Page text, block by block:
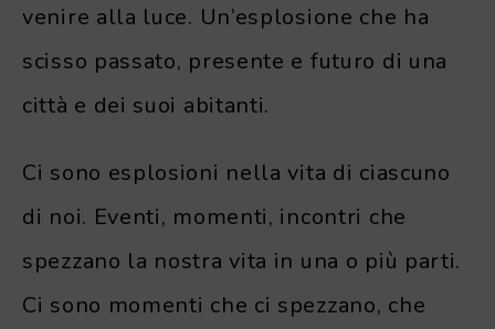
venire alla luce. Un’esplosione che ha
scisso passato, presente e futuro di una
città e dei suoi abitanti.
Ci sono esplosioni nella vita di ciascuno
di noi. Eventi, momenti, incontri che
spezzano la nostra vita in una o più parti.
Ci sono momenti che ci spezzano, che